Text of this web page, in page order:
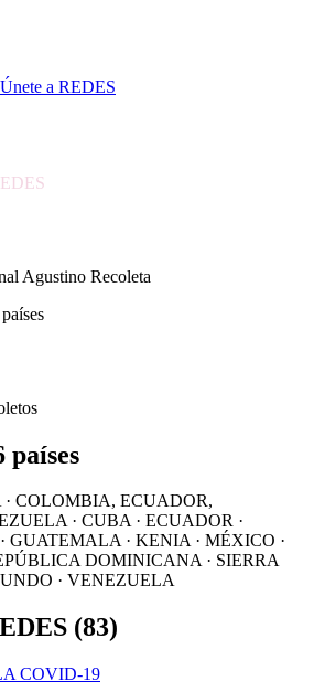
Únete a REDES
Agustino Recoleta
países
COLOMBIA, ECUADOR,
· CUBA · ECUADOR ·
GUATEMALA · KENIA · MÉXICO ·
DOMINICANA · SIERRA
· VENEZUELA
(83)
COVID-19